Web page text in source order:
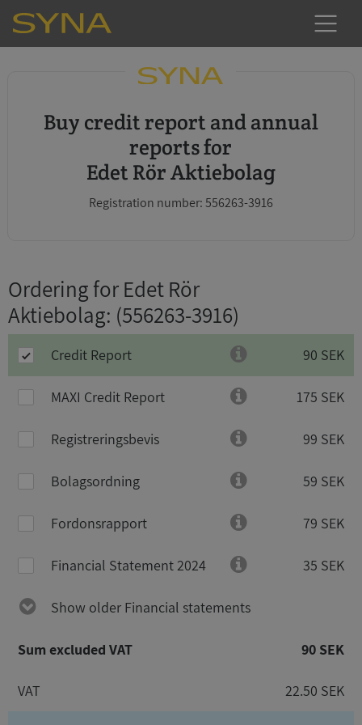
Buy credit report and annual
reports for
Edet Rör Aktiebolag
Registration number: 556263-3916
Ordering for Edet Rör
Aktiebolag: (556263-3916)
Credit Report 90 SEK
MAXI Credit Report 175 SEK
Registreringsbevis 99 SEK
Bolagsordning 59 SEK
Fordonsrapport 79 SEK
Financial Statement 2024 35 SEK
Show older Financial statements
Sum excluded VAT 90 SEK
VAT 22.50 SEK